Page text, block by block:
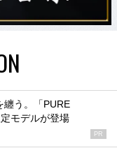
纏う。「PURE
モデルが登場
PR